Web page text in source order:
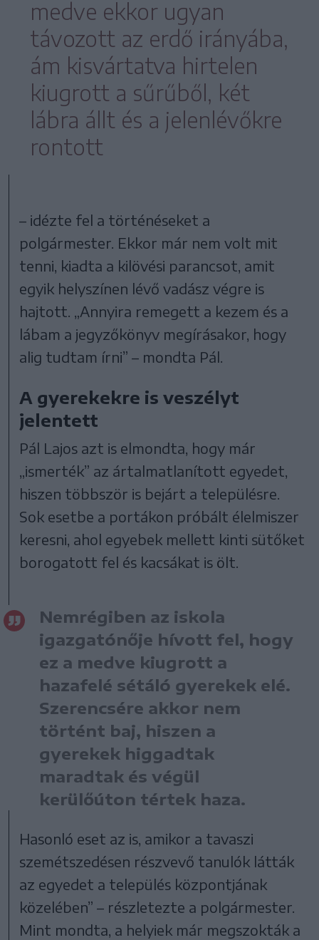
medve ekkor ugyan
távozott az erdő irányába,
ám kisvártatva hirtelen
kiugrott a sűrűből, két
lábra állt és a jelenlévőkre
rontott
– idézte fel a történéseket a
polgármester. Ekkor már nem volt mit
tenni, kiadta a kilövési parancsot, amit
egyik helyszínen lévő vadász végre is
hajtott. „Annyira remegett a kezem és a
lábam a jegyzőkönyv megírásakor, hogy
alig tudtam írni” – mondta Pál.
A gyerekekre is veszélyt
jelentett
Pál Lajos azt is elmondta, hogy már
„ismerték” az ártalmatlanított egyedet,
hiszen többször is bejárt a településre.
Sok esetbe a portákon próbált élelmiszer
keresni, ahol egyebek mellett kinti sütőket
borogatott fel és kacsákat is ölt.
Nemrégiben az iskola
igazgatónője hívott fel, hogy
ez a medve kiugrott a
hazafelé sétáló gyerekek elé.
Szerencsére akkor nem
történt baj, hiszen a
gyerekek higgadtak
maradtak és végül
kerülőúton tértek haza.
Hasonló eset az is, amikor a tavaszi
szemétszedésen részvevő tanulók látták
az egyedet a település központjának
közelében” – részletezte a polgármester.
Mint mondta, a helyiek már megszokták a